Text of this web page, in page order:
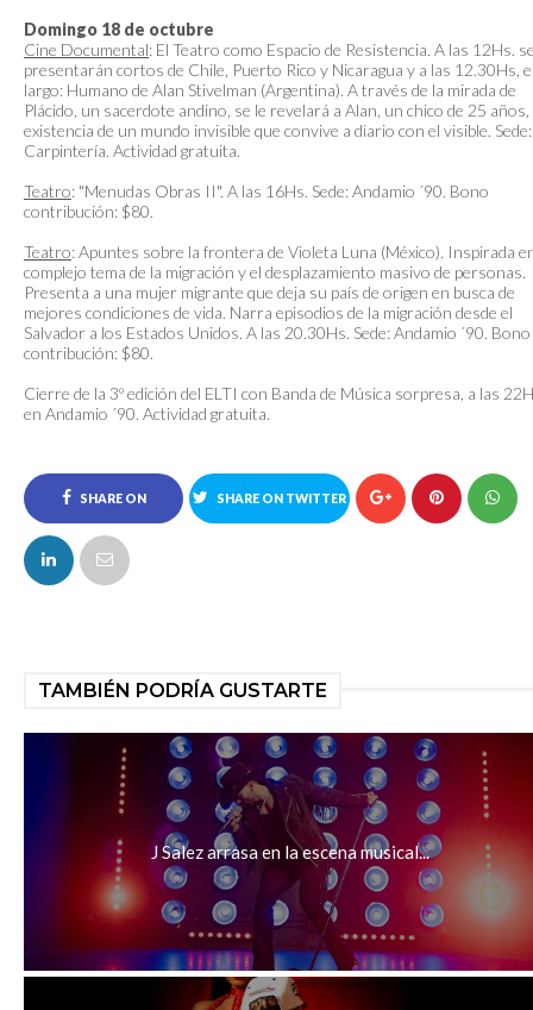
Domingo 18 de octubre
Cine Documental: El Teatro como Espacio de Resistencia. A las 12Hs.
presentarán cortos de Chile, Puerto Rico y Nicaragua y a las 12.30Hs,
largo: Humano de Alan Stivelman (Argentina). A través de la mirada de
Plácido, un sacerdote andino, se le revelará a Alan, un chico de 25 años,
existencia de un mundo invisible que convive a diario con el visible.
Carpintería. Actividad gratuita.
Teatro: "Menudas Obras II". A las 16Hs. Sede: Andamio ´90. Bono
contribución: $80.
Teatro: Apuntes sobre la frontera de Violeta Luna (México). Inspirada
complejo tema de la migración y el desplazamiento masivo de personas.
Presenta a una mujer migrante que deja su país de origen en busca de
mejores condiciones de vida. Narra episodios de la migración desde el
Salvador a los Estados Unidos. A las 20.30Hs. Sede: Andamio ´90. Bono
contribución: $80.
Cierre de la 3º edición del ELTI con Banda de Música sorpresa, a las
en Andamio ´90. Actividad gratuita.
SHARE ON
FACEBOOK
SHARE ON TWITTER
TAMBIÉN PODRÍA GUSTARTE
J Salez arrasa en la escena musical...